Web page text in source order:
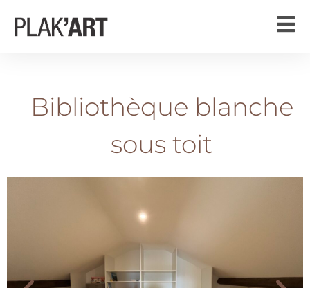
Bibliothèque blanche
sous toit